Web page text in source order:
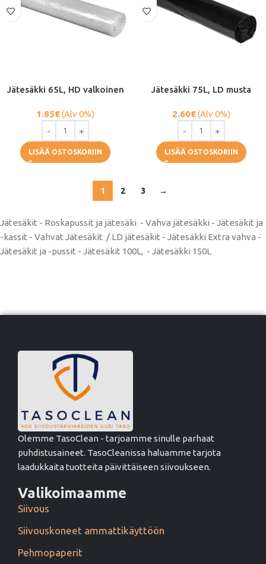
Jätesäkki 65L, HD valkoinen
1.85€(Alv 0%)
LISÄÄ OSTOSKORIIN
Jätesäkki 75L, LD musta
2.60€(Alv 0%)
LISÄÄ OSTOSKORIIN
1 2 3 →
Jätesäkit - Roskapussit ja jätesäki - Vahva jätesäkki - Jätesäkit ja
-kassit - Vahvat Jätesäkit / LD jätesäkit - Jätesäkki Extra vahva -
Jätesäkit ja -pussit - Jätesäkit 100L, - Jätesäkki 150L
Olemme TasoClean - tarjoamme sinulle parhaat
puhdistusaineet. TasoCleanissa haluamme tarjota
laadukkaita tuotteita päivittäiseen siivoukseen.
Valikoimaamme
Siivous
Siivouskoneet ammattikäyttöön
Pehmopaperit